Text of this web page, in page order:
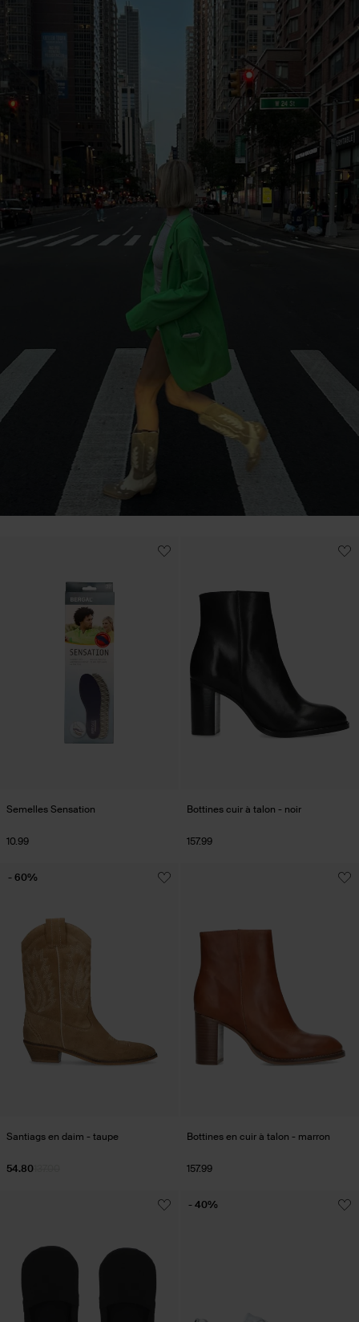
Semelles Sensation
10.99
Bottines cuir à talon - noir
157.99
Santiags en daim - taupe
54.80
- 60%
Bottines en cuir à talon - marron
157.99
- 40%